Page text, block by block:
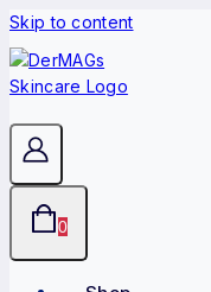
Skip to content
0